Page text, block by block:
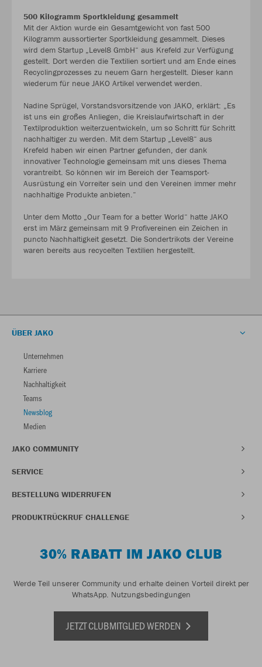
500 Kilogramm Sportkleidung gesammelt
Mit der Aktion wurde ein Gesamtgewicht von fast 500
Kilogramm aussortierter Sportkleidung gesammelt. Dieses
wird dem Startup „Level8 GmbH“ aus Krefeld zur Verfügung
gestellt. Dort werden die Textilien sortiert und am Ende eines
Recyclingprozesses zu neuem Garn hergestellt. Dieser kann
wiederum für neue JAKO Artikel verwendet werden.
Nadine Sprügel, Vorstandsvorsitzende von JAKO, erklärt: „Es
ist uns ein großes Anliegen, die Kreislaufwirtschaft in der
Textilproduktion weiterzuentwickeln, um so Schritt für Schritt
nachhaltiger zu werden. Mit dem Startup „Level8“ aus
Krefeld haben wir einen Partner gefunden, der dank
innovativer Technologie gemeinsam mit uns dieses Thema
vorantreibt. So können wir im Bereich der Teamsport-
Ausrüstung ein Vorreiter sein und den Vereinen immer mehr
nachhaltige Produkte anbieten.“
Unter dem Motto „Our Team for a better World“ hatte JAKO
erst im März gemeinsam mit 9 Profivereinen ein Zeichen in
puncto Nachhaltigkeit gesetzt. Die Sondertrikots der Vereine
waren bereits aus recycelten Textilien hergestellt.
ÜBER JAKO
Unternehmen
Karriere
Nachhaltigkeit
Teams
Newsblog
Medien
JAKO COMMUNITY
SERVICE
BESTELLUNG WIDERRUFEN
PRODUKTRÜCKRUF CHALLENGE
30% RABATT IM JAKO CLUB
Werde Teil unserer Community und erhalte deinen Vorteil direkt per
WhatsApp. Nutzungsbedingungen
JETZT CLUBMITGLIED WERDEN